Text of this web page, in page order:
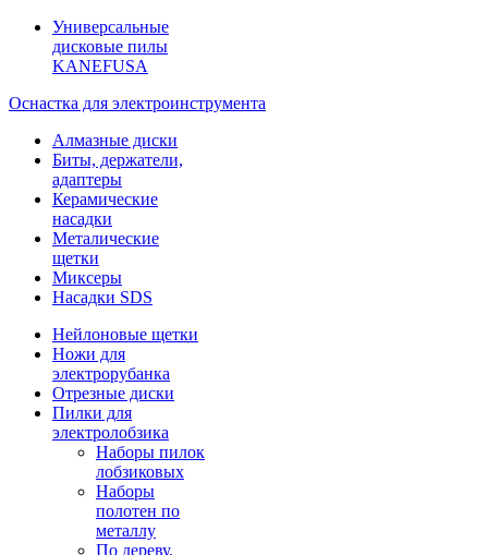
Универсальные
дисковые пилы
KANEFUSA
Оснастка для электроинструмента
Алмазные диски
Биты, держатели,
адаптеры
Керамические
насадки
Металические
щетки
Миксеры
Насадки SDS
Нейлоновые щетки
Ножи для
электрорубанка
Отрезные диски
Пилки для
электролобзика
Наборы пилок
лобзиковых
Наборы
полотен по
металлу
По дереву,